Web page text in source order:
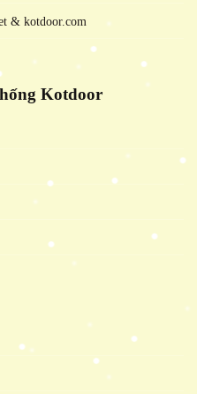
& kotdoor.com
Kotdoor